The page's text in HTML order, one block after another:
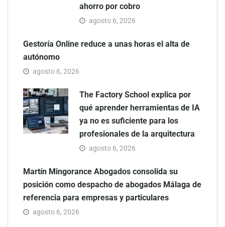
ahorro por cobro
agosto 6, 2026
Gestoría Online reduce a unas horas el alta de
autónomo
agosto 6, 2026
The Factory School explica por
qué aprender herramientas de IA
ya no es suficiente para los
profesionales de la arquitectura
agosto 6, 2026
Martín Mingorance Abogados consolida su
posición como despacho de abogados Málaga de
referencia para empresas y particulares
agosto 6, 2026